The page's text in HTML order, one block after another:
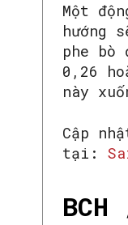
Một
hướng
phe
0,26
này
Cập
tại: